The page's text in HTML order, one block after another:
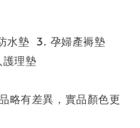
水墊 3. 孕婦產褥墊
理墊
略有差異，實品顏色更